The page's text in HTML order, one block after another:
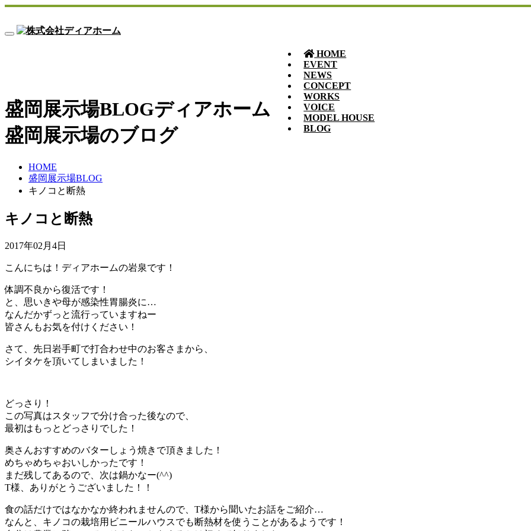
Toggle
HOME
EVENT
NEWS
CONCEPT
WORKS
VOICE
MODEL HOUSE
BLOG
盛岡展示場BLOGディアホーム
盛岡展示場のブログ
HOME
盛岡展示場BLOG
キノコと断熱
キノコと断熱
2017年02月4日
こんにちは！ディアホームの岩泉です！
体調不良から復活です！
と、思いきや母が感染性胃腸炎に…
なんだかずっと流行っていますねー
皆さんもお気を付けください！
さて、先日岩手町で打合わせ中のお客さまから、
シイタケを頂いてしまいました！
どっさり！
この写真はスタッフで分け合った後なので、
最初はもっとどっさりでした！
奥さんおすすめのバターしょう焼きで頂きました！
めちゃめちゃおいしかったです！
まだ残してあるので、次は鍋かなー(^^)
T様、ありがとうございました！！
食の話だけではなかなか終われませんので、T様から聞いたお話をご紹介…
なんと、キノコの栽培用ビニールハウスでも断熱材を使うことがあるようです！